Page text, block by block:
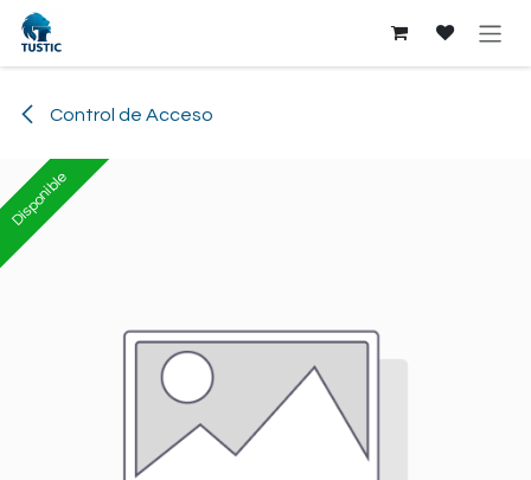
Ir al contenido
Control de Acceso
Disponible
Disponible